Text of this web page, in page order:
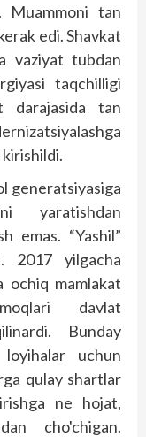
Muammoni tan
edi. Shavkat
vaziyat tubdan
taqchilligi
darajasida tan
generatsiyasiga
yaratishdan
emas. “Yashil”
2017 yilgacha
ochiq mamlakat
davlat
Bunday
uchun
qulay shartlar
ne hojat,
cho'chigan.